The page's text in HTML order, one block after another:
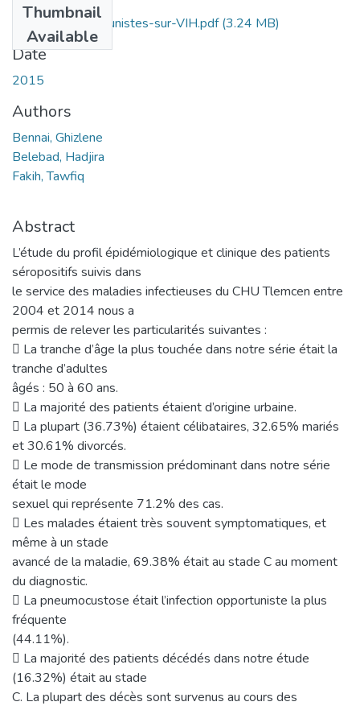
Thumbnail
Available
infections-opportunistes-sur-VIH.pdf(3.24 MB)
Date
2015
Authors
Bennai, Ghizlene
Belebad, Hadjira
Fakih, Tawfiq
Abstract
L’étude du profil épidémiologique et clinique des patients
séropositifs suivis dans
le service des maladies infectieuses du CHU Tlemcen entre
2004 et 2014 nous a
permis de relever les particularités suivantes :
 La tranche d’âge la plus touchée dans notre série était la
tranche d’adultes
âgés : 50 à 60 ans.
 La majorité des patients étaient d’origine urbaine.
 La plupart (36.73%) étaient célibataires, 32.65% mariés
et 30.61% divorcés.
 Le mode de transmission prédominant dans notre série
était le mode
sexuel qui représente 71.2% des cas.
 Les malades étaient très souvent symptomatiques, et
même à un stade
avancé de la maladie, 69.38% était au stade C au moment
du diagnostic.
 La pneumocustose était l’infection opportuniste la plus
fréquente
(44.11%).
 La majorité des patients décédés dans notre étude
(16.32%) était au stade
C. La plupart des décès sont survenus au cours des